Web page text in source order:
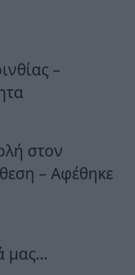
–
στον
– Αφέθηκε
μας…